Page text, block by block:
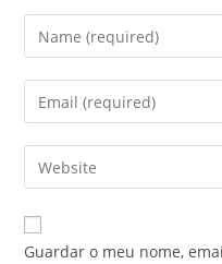
Enter
your
name
comment
Enter
your
email
address
comment
Enter
your
website
URL
Guardar o meu nome,